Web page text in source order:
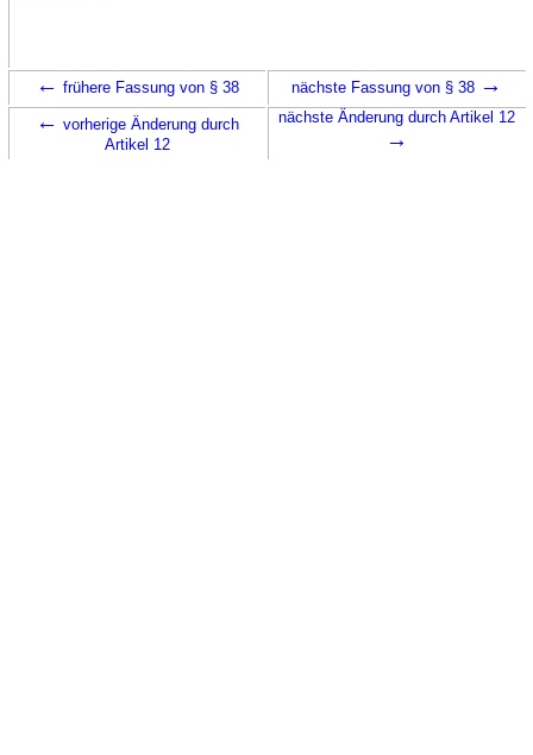
← frühere Fassung von § 38 nächste Fassung von § 38 →
← vorherige Änderung durch
Artikel 12
nächste Änderung durch Artikel 12
→